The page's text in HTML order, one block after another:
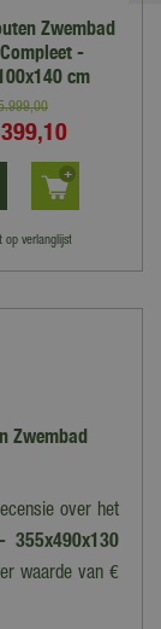
Zwembad
-
cm
,00
,10
op verlanglijst
Zwembad
over het
355x490x130
waarde van €